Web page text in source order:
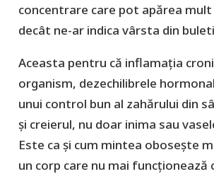
concentrare care pot apărea
decât ne-ar indica vârsta din
Aceasta pentru că inflamația
organism, dezechilibrele
unui control bun al zahărului din
și creierul, nu doar inima sau
Este ca și cum mintea oboseşte
un corp care nu mai funcționează